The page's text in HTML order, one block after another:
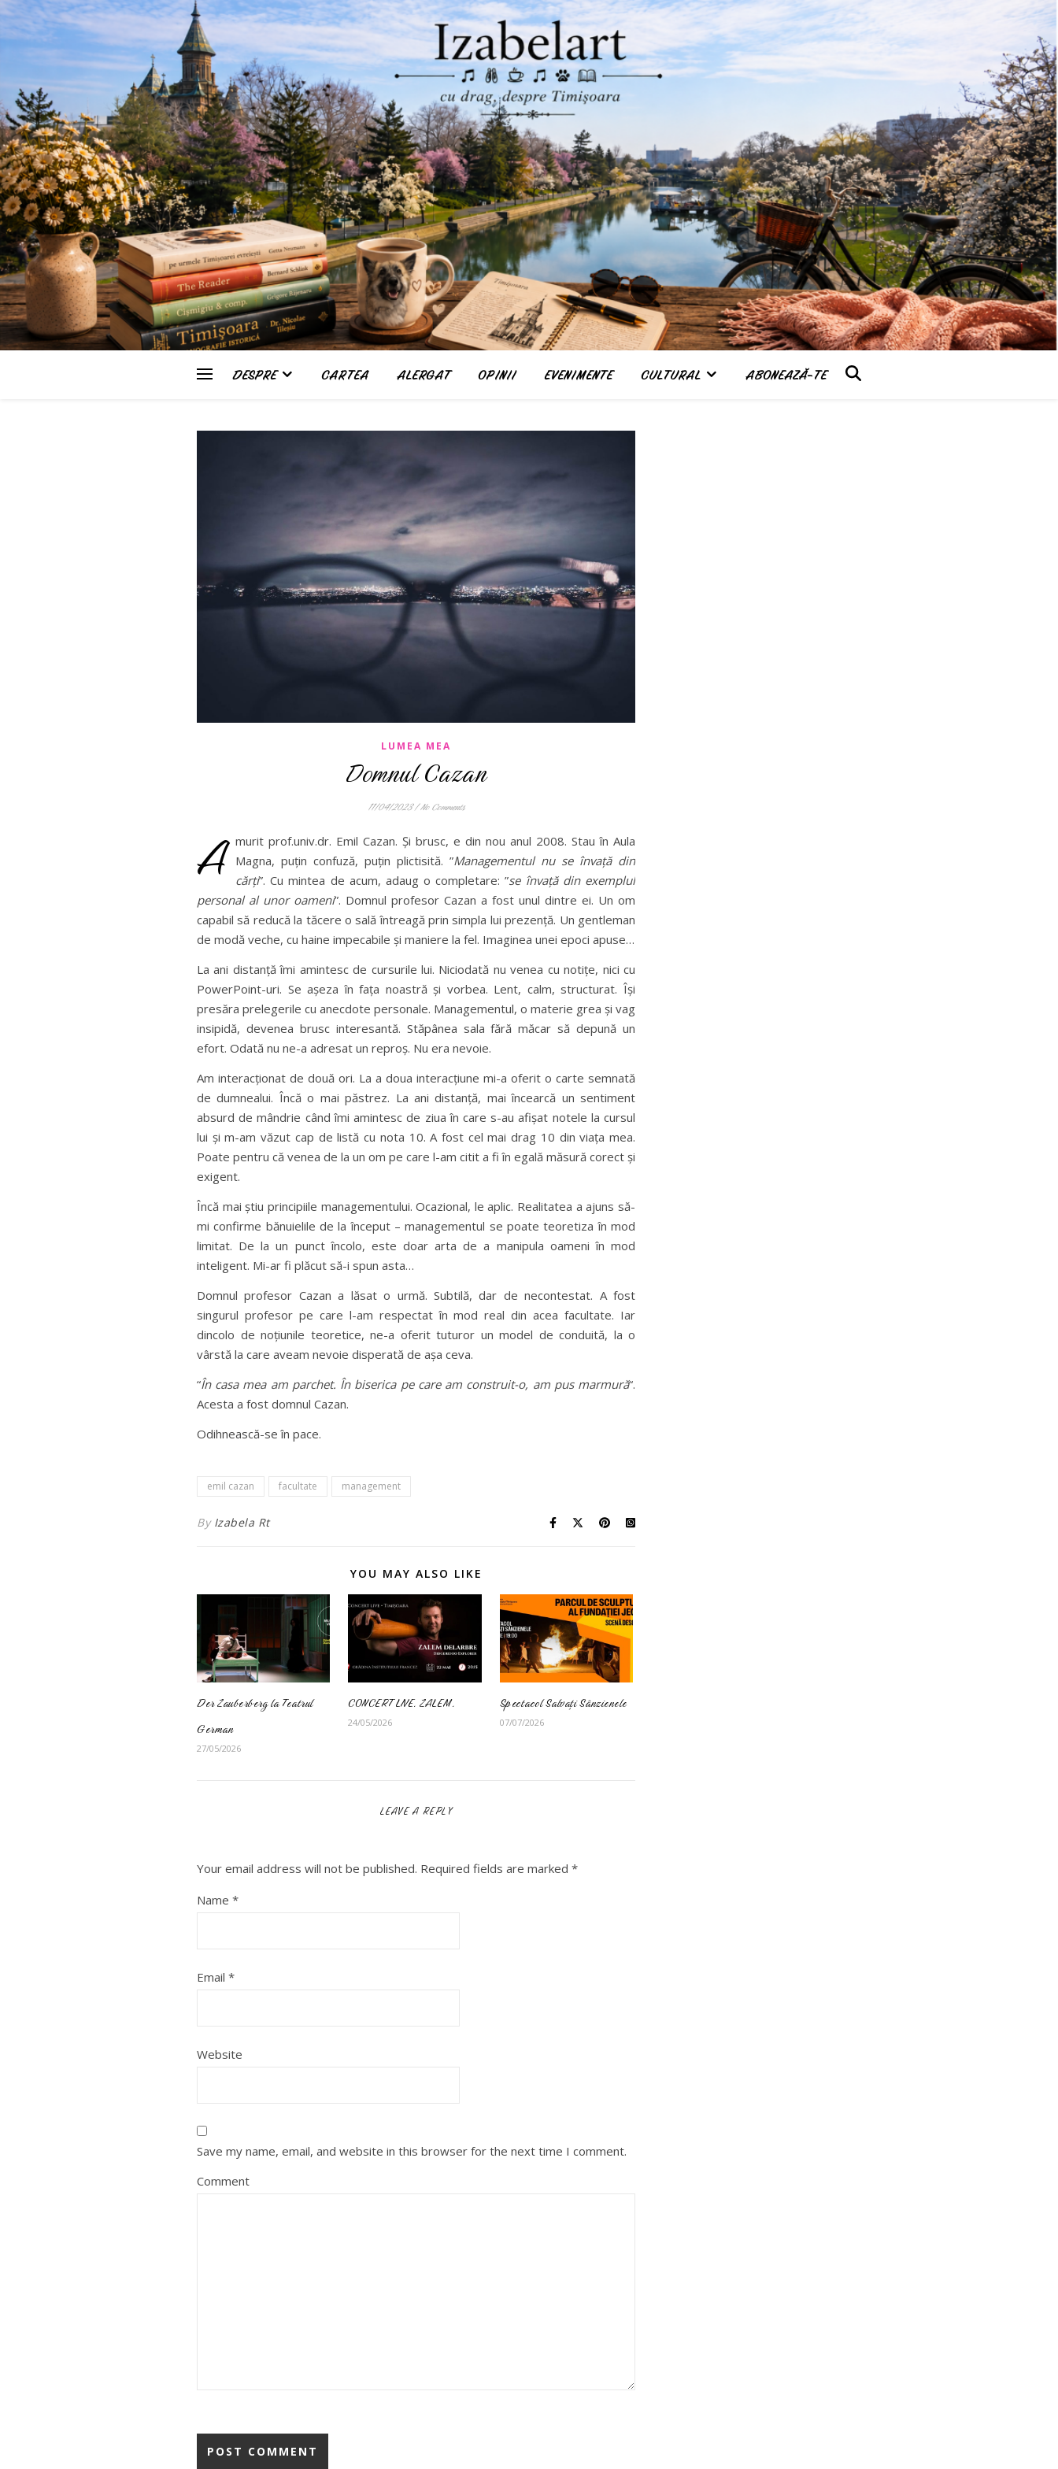
DESPRE CARTEA ALERGAT OPINII EVENIMENTE CULTURAL ABONEAZĂ-TE
LUMEA MEA
Domnul Cazan
11/04/2023 /No Comments
A murit prof.univ.dr. Emil Cazan. Și brusc, e din nou anul 2008. Stau în Aula
Magna, puțin confuză, puțin plictisită. ”Managementul nu se învață din
cărți”. Cu mintea de acum, adaug o completare: ”se învață din exemplul
personal al unor oameni”. Domnul profesor Cazan a fost unul dintre ei. Un om
capabil să reducă la tăcere o sală întreagă prin simpla lui prezență. Un gentleman
de modă veche, cu haine impecabile și maniere la fel. Imaginea unei epoci apuse…
La ani distanță îmi amintesc de cursurile lui. Niciodată nu venea cu notițe, nici cu
PowerPoint-uri. Se așeza în fața noastră și vorbea. Lent, calm, structurat. Își
presăra prelegerile cu anecdote personale. Managementul, o materie grea și vag
insipidă, devenea brusc interesantă. Stăpânea sala fără măcar să depună un
efort. Odată nu ne-a adresat un reproș. Nu era nevoie.
Am interacționat de două ori. La a doua interacțiune mi-a oferit o carte semnată
de dumnealui. Încă o mai păstrez. La ani distanță, mai încearcă un sentiment
absurd de mândrie când îmi amintesc de ziua în care s-au afișat notele la cursul
lui și m-am văzut cap de listă cu nota 10. A fost cel mai drag 10 din viața mea.
Poate pentru că venea de la un om pe care l-am citit a fi în egală măsură corect și
exigent.
Încă mai știu principiile managementului. Ocazional, le aplic. Realitatea a ajuns să-
mi confirme bănuielile de la început – managementul se poate teoretiza în mod
limitat. De la un punct încolo, este doar arta de a manipula oameni în mod
inteligent. Mi-ar fi plăcut să-i spun asta…
Domnul profesor Cazan a lăsat o urmă. Subtilă, dar de necontestat. A fost
singurul profesor pe care l-am respectat în mod real din acea facultate. Iar
dincolo de noțiunile teoretice, ne-a oferit tuturor un model de conduită, la o
vârstă la care aveam nevoie disperată de așa ceva.
“În casa mea am parchet. În biserica pe care am construit-o, am pus marmură“.
Acesta a fost domnul Cazan.
Odihnească-se în pace.
emil cazan facultate management
By Izabela Rt
YOU MAY ALSO LIKE
Der Zauberberg la Teatrul
German
27/05/2026
CONCERT LIVE. ZALEM.
24/05/2026
Spectacol Salvați Sânzienele
07/07/2026
LEAVE A REPLY
Your email address will not be published. Required fields are marked *
Name *
Email *
Website
Save my name, email, and website in this browser for the next time I comment.
Comment